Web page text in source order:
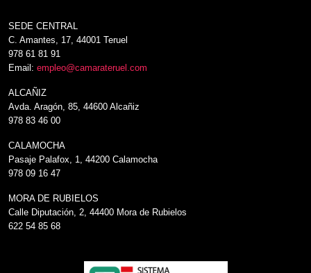
SEDE CENTRAL
C. Amantes, 17, 44001 Teruel
978 61 81 91
Email: empleo@camarateruel.com
ALCAÑIZ
Avda. Aragón, 85, 44600 Alcañiz
978 83 46 00
CALAMOCHA
Pasaje Palafox, 1, 44200 Calamocha
978 09 16 47
MORA DE RUBIELOS
Calle Diputación, 2, 44400 Mora de Rubielos
622 54 85 68